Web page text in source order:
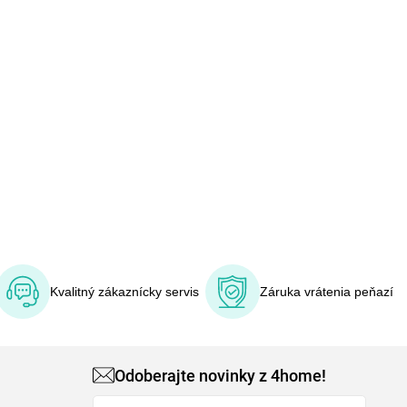
Kvalitný zákaznícky servis Záruka vrátenia peňazí
Odoberajte novinky z 4home!